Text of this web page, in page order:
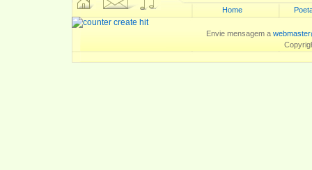
Home
Envie mensagem a